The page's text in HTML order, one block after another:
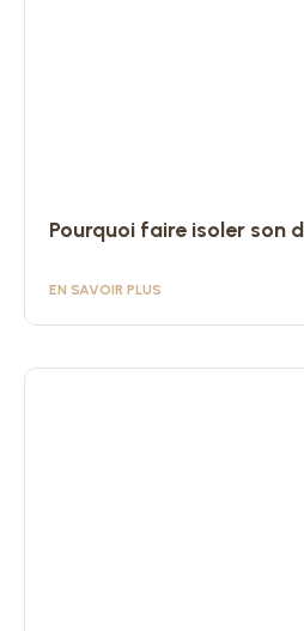
Pourquoi faire isoler son
EN SAVOIR PLUS